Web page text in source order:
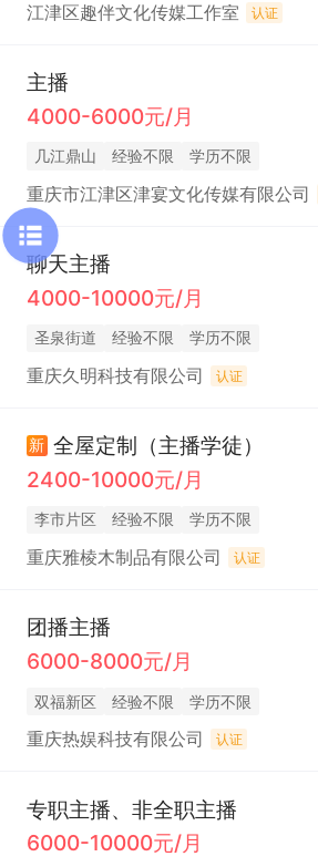
江津区趣伴文化传媒工作室 认证
主播
4000-6000元/月
几江鼎山 经验不限 学历不限
重庆市江津区津宴文化传媒有限公司
聊天主播
4000-10000元/月
圣泉街道 经验不限 学历不限
重庆久明科技有限公司 认证
新 全屋定制（主播学徒）
2400-10000元/月
李市片区 经验不限 学历不限
重庆雅棱木制品有限公司 认证
团播主播
6000-8000元/月
双福新区 经验不限 学历不限
重庆热娱科技有限公司 认证
专职主播、非全职主播
6000-10000元/月